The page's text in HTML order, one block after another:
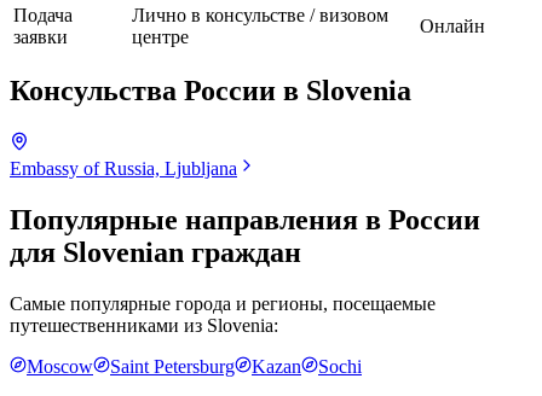
Подача
заявки
Лично в консульстве / визовом
центре
Онлайн
Консульства России в Slovenia
Embassy of Russia, Ljubljana
Популярные направления в России
для Slovenian граждан
Самые популярные города и регионы, посещаемые
путешественниками из Slovenia:
Moscow
Saint Petersburg Kazan Sochi